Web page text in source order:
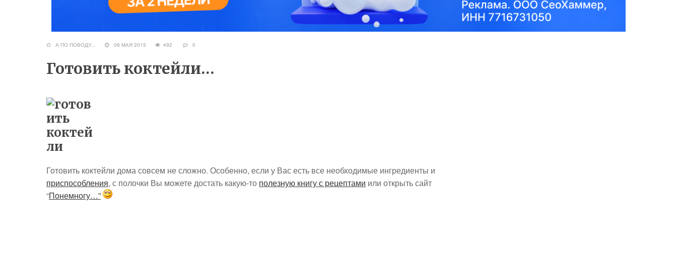
А ПО ПОВОДУ... 09 МАЯ 2015 492 0
Готовить коктейли…
Готовить коктейли дома совсем не сложно. Особенно, если у Вас есть все необходимые ингредиенты и
приспособления, с полочки Вы можете достать какую-то полезную книгу с рецептами или открыть сайт
“Понемногу…”